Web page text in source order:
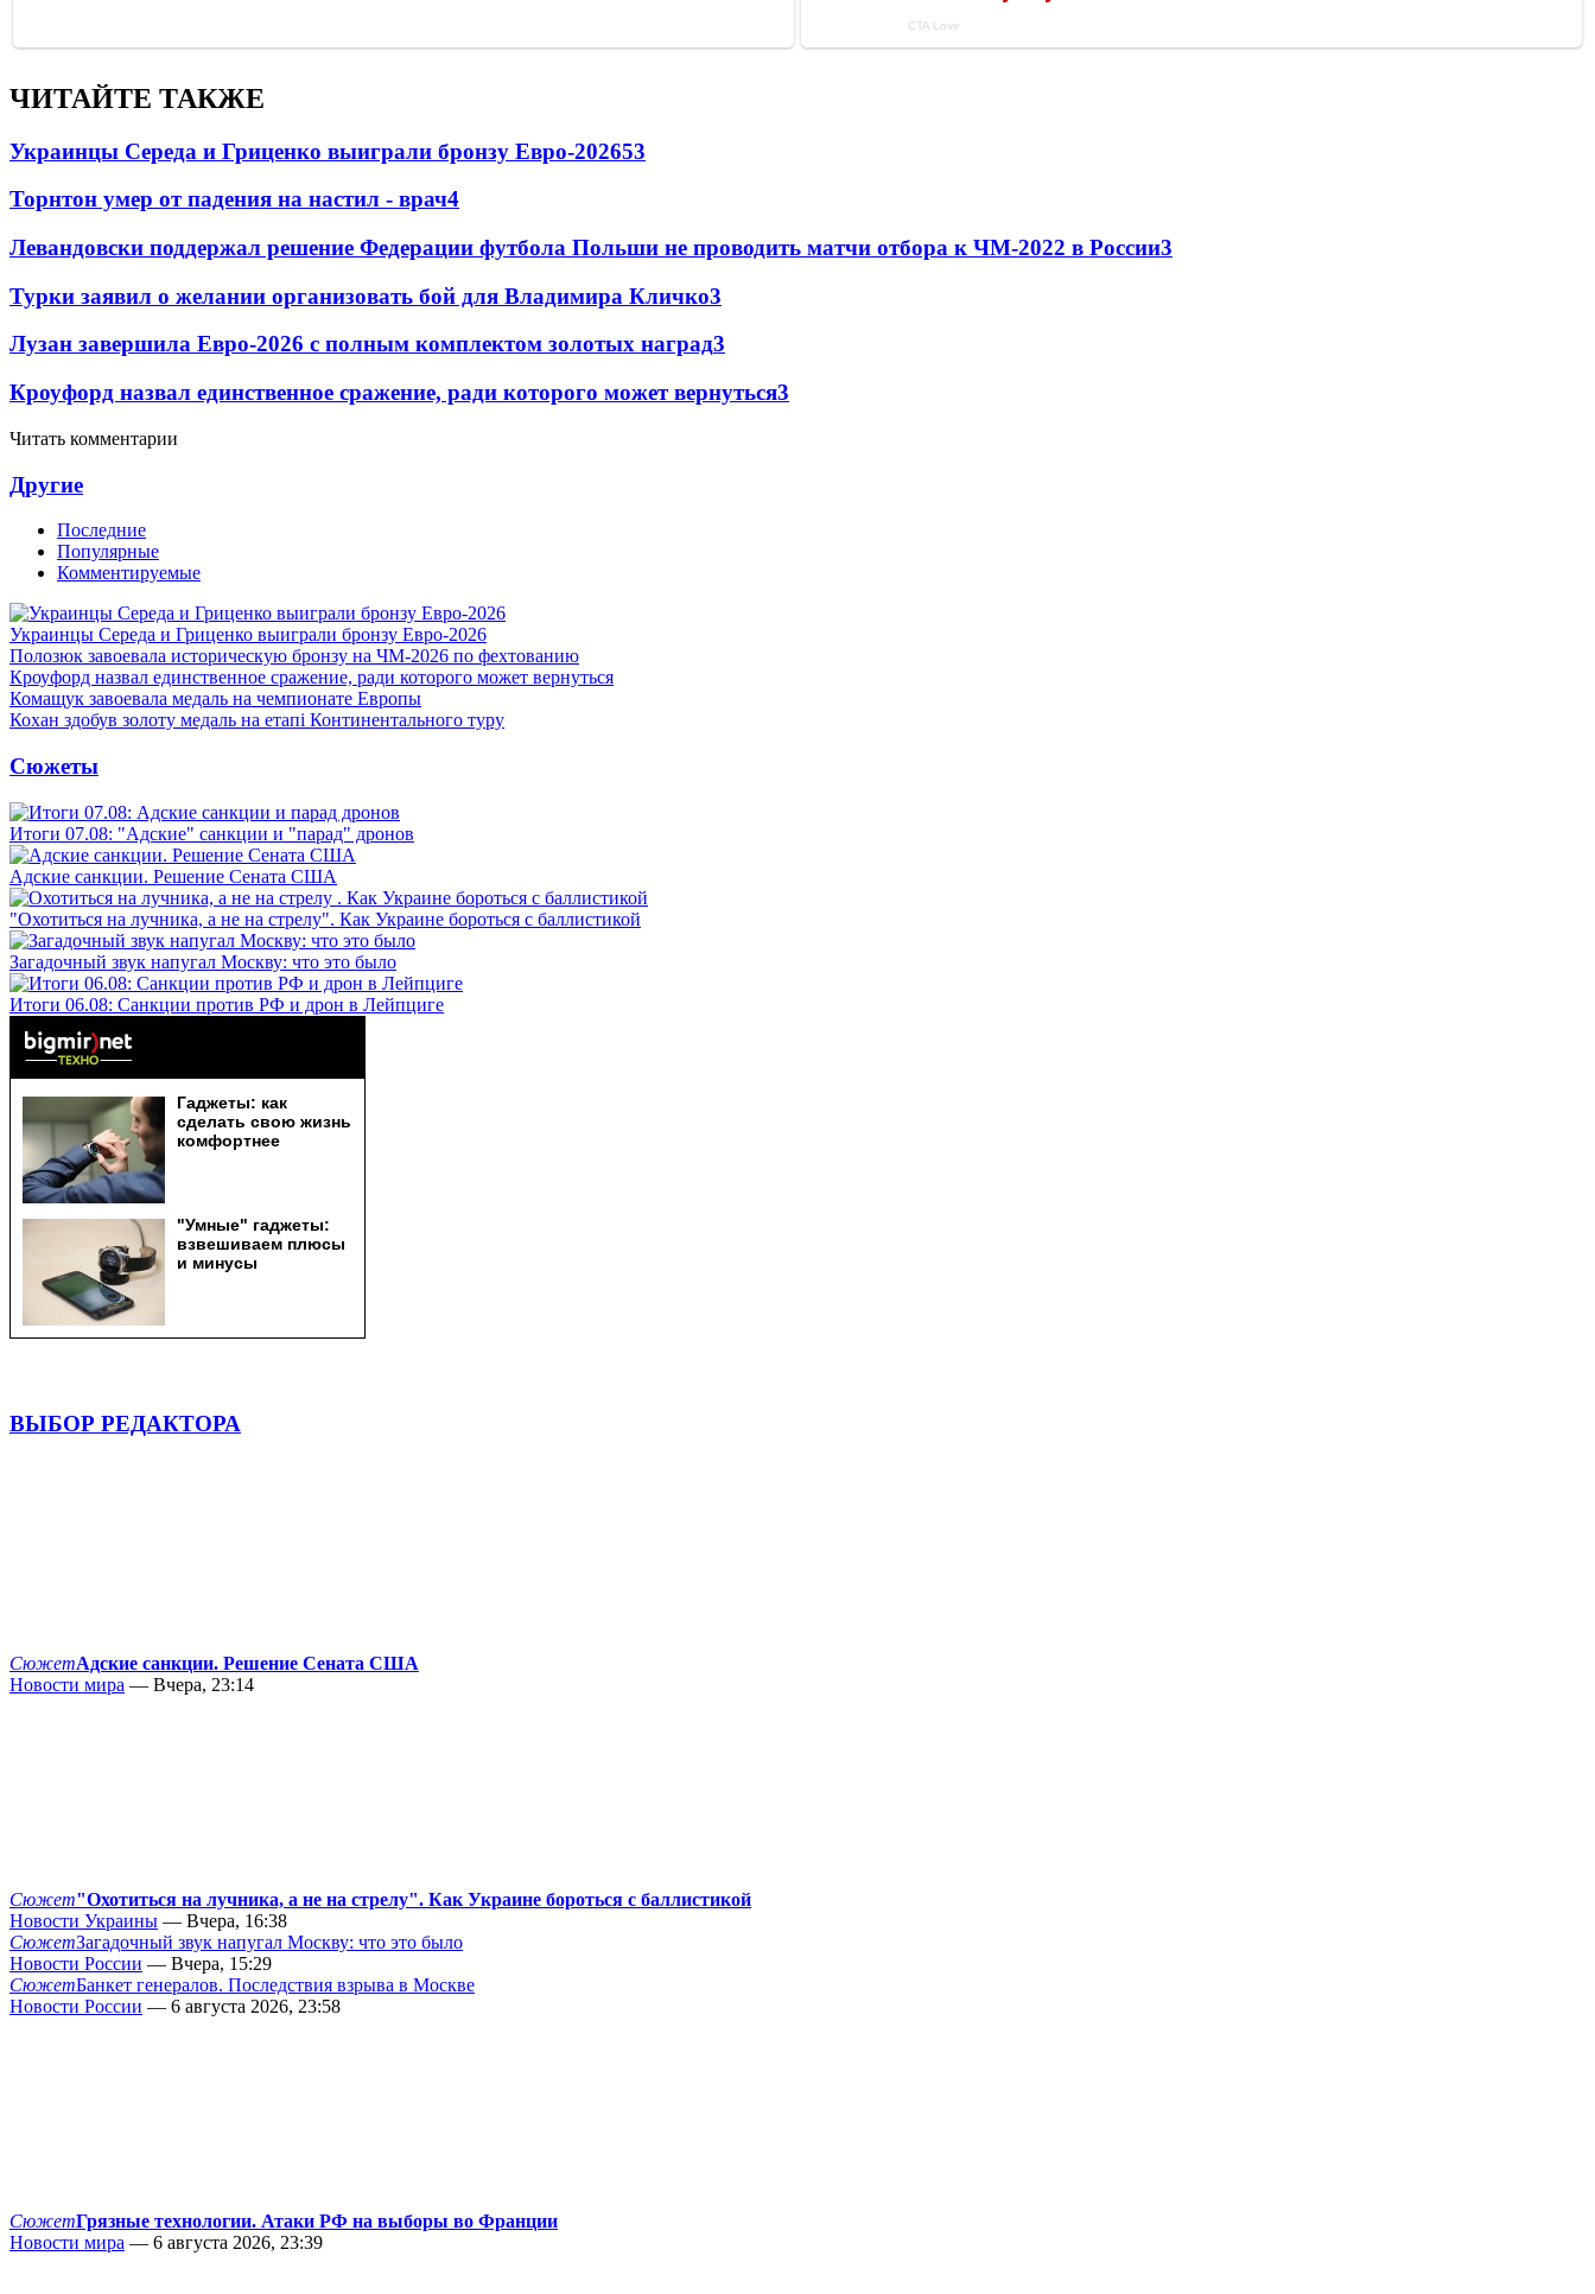
ЧИТАЙТЕ ТАКЖЕ
Украинцы Середа и Гриценко выиграли бронзу Евро-202653
Торнтон умер от падения на настил - врач4
Левандовски поддержал решение Федерации футбола Польши не проводить матчи отбора к ЧМ-2022 в России3
Турки заявил о желании организовать бой для Владимира Кличко3
Лузан завершила Евро-2026 с полным комплектом золотых наград3
Кроуфорд назвал единственное сражение, ради которого может вернуться3
Читать комментарии
Другие
Последние
Популярные
Комментируемые
Украинцы Середа и Гриценко выиграли бронзу Евро-2026
Полозюк завоевала историческую бронзу на ЧМ-2026 по фехтованию
Кроуфорд назвал единственное сражение, ради которого может вернуться
Комащук завоевала медаль на чемпионате Европы
Кохан здобув золоту медаль на етапі Континентального туру
Сюжеты
Итоги 07.08: "Адские" санкции и "парад" дронов
Адские санкции. Решение Сената США
"Охотиться на лучника, а не на стрелу". Как Украине бороться с баллистикой
Загадочный звук напугал Москву: что это было
Итоги 06.08: Санкции против РФ и дрон в Лейпциге
ВЫБОР РЕДАКТОРА
СюжетАдские санкции. Решение Сената США
Новости мира — Вчера, 23:14
Сюжет"Охотиться на лучника, а не на стрелу". Как Украине бороться с баллистикой
Новости Украины — Вчера, 16:38
СюжетЗагадочный звук напугал Москву: что это было
Новости России — Вчера, 15:29
СюжетБанкет генералов. Последствия взрыва в Москве
Новости России — 6 августа 2026, 23:58
СюжетГрязные технологии. Атаки РФ на выборы во Франции
Новости мира — 6 августа 2026, 23:39